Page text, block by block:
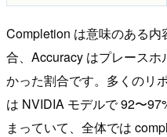
Completion は意味のある
合、Accuracy はプレース
かった割合です。多くのリ
は NVIDIA モデルで 92〜
まっていて、全体では